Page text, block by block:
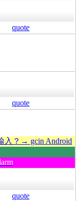
quote
quote
入？→ gcin Android
quote